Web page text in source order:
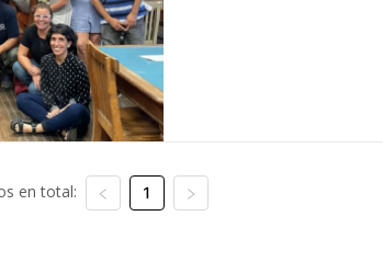
en total: 1